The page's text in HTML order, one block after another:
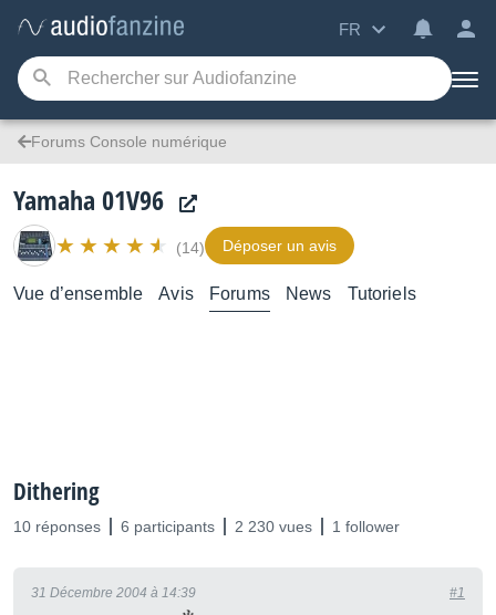
FR
Forums Console numérique
Yamaha 01V96
(14) Déposer un avis
Vue d’ensemble Avis Forums News Tutoriels
Dithering
10 réponses 6 participants 2 230 vues 1 follower
31 Décembre 2004 à 14:39 #1